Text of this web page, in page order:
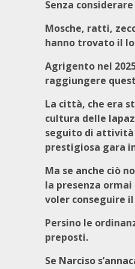
Senza
Mosche, ratti,
hanno trovato il
Agrigento nel
raggiungere
La città, che era
cultura delle
seguito di attività
prestigiosa gara
Ma se anche ciò
la presenza
voler conseguire
Persino le
preposti.
Se Narciso